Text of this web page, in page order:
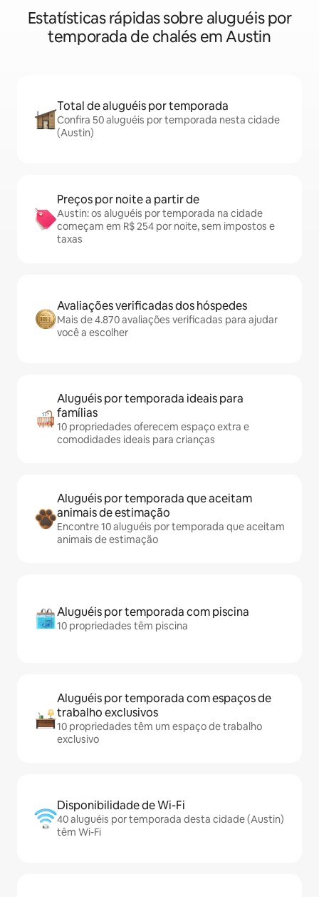
Estatísticas rápidas sobre aluguéis por
temporada de chalés em Austin
Total de aluguéis por temporada
Confira 50 aluguéis por temporada nesta cidade
(Austin)
Preços por noite a partir de
Austin: os aluguéis por temporada na cidade
começam em R$ 254 por noite, sem impostos e
taxas
Avaliações verificadas dos hóspedes
Mais de 4.870 avaliações verificadas para ajudar
você a escolher
Aluguéis por temporada ideais para
famílias
10 propriedades oferecem espaço extra e
comodidades ideais para crianças
Aluguéis por temporada que aceitam
animais de estimação
Encontre 10 aluguéis por temporada que aceitam
animais de estimação
Aluguéis por temporada com piscina
10 propriedades têm piscina
Aluguéis por temporada com espaços de
trabalho exclusivos
10 propriedades têm um espaço de trabalho
exclusivo
Disponibilidade de Wi-Fi
40 aluguéis por temporada desta cidade (Austin)
têm Wi-Fi